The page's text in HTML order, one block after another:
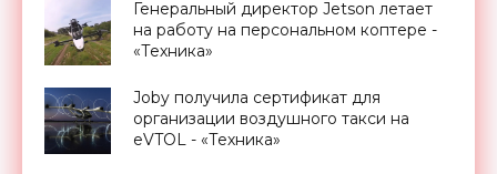
Генеральный директор Jetson летает
на работу на персональном коптере -
«Техника»
Joby получила сертификат для
организации воздушного такси на
eVTOL - «Техника»